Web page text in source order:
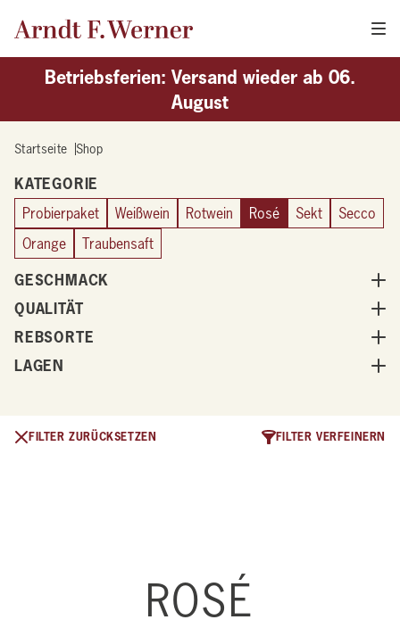
Betriebsferien: Versand wieder ab 06.
August
Startseite Shop
KATEGORIE
Probierpaket Weißwein Rotwein Rosé Sekt
Secco
Orange
Traubensaft
GESCHMACK
QUALITÄT
REBSORTE
LAGEN
FILTER ZURÜCKSETZEN FILTER VERFEINERN
ROSÉ